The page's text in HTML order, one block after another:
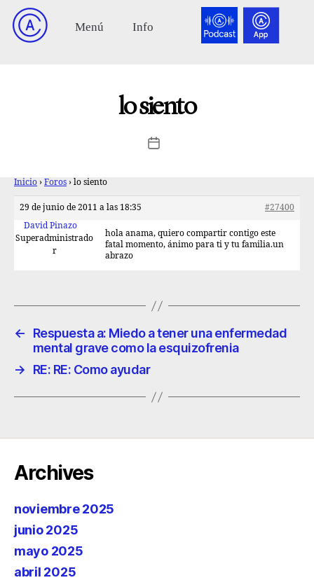
lo siento
Inicio › Foros › lo siento
29 de junio de 2011 a las 18:35
#27400
David Pinazo
Superadministrado
r
hola anama, quiero compartir contigo este
fatal momento, ánimo para ti y tu familia.un
abrazo
←
Respuesta a: Miedo a tener una enfermedad
mental grave como la esquizofrenia
→
RE: RE: Como ayudar
Archives
noviembre 2025
junio 2025
mayo 2025
abril 2025